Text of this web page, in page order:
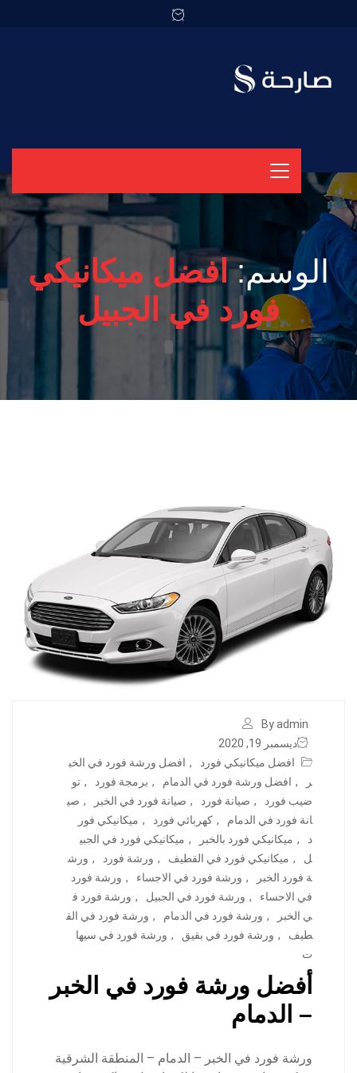
الوسم:افضل ميكانيكي
فورد في الجبيل
By admin
ديسمبر 19, 2020
افضل ميكانيكي فورد
, افضل ورشة فورد في الخب
ر
, افضل ورشة فورد في الدمام , برمجة فورد , تو
ضيب فورد
, صيانة فورد , صيانة فورد في الخبر , صي
انة فورد في الدمام
, كهربائي فورد , ميكانيكي فور
د
, ميكانيكي فورد بالخبر , ميكانيكي فورد في الجبي
ل
, ميكانيكي فورد في القطيف , ورشة فورد , ورش
ة فورد الخبر
, ورشة فورد في الاجساء , ورشة فورد
في الاحساء
, ورشة فورد في الجبيل , ورشة فورد ف
ي الخبر
, ورشة فورد في الدمام , ورشة فورد في الق
طيف
, ورشة فورد في بقيق , ورشة فورد في سيها
ت
أفضل ورشة فورد في الخبر
– الدمام
ورشة فورد في الخبر – الدمام – المنطقة الشرقية